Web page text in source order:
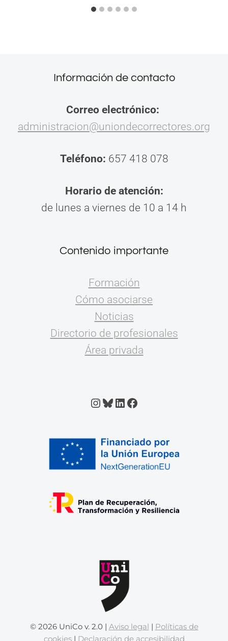
Información de contacto
Correo electrónico:
administracion@uniondecorrectores.org
Teléfono: 657 418 078
Horario de atención:
de lunes a viernes de 10 a 14 h
Contenido importante
Formación
Cómo asociarse
Noticias
Directorio de profesionales
Área privada
Instagram
Bluesky
LinkedIn
Facebook
© 2026 UniCo v. 2.0 | Aviso legal | Políticas de
cookies| Declaración de accesibilidad